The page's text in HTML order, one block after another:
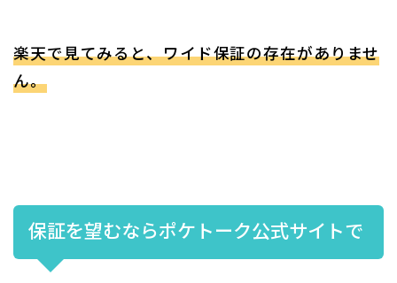
楽天で見てみると、ワイド保証の存在がありませ
ん。
保証を望むならポケトーク公式サイトで